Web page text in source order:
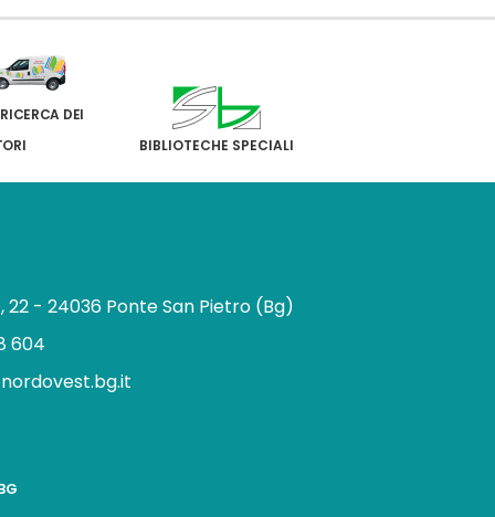
DEI
BIBLIOTECHE SPECIALI
22 - 24036 Ponte San Pietro (Bg)
604